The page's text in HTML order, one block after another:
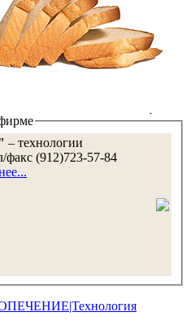
– технологии
факс (912)723-57-84